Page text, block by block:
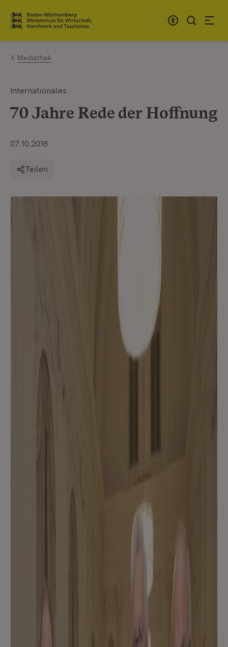
Zum Inhalt springen
Link zur Startseite
Mediathek
Internationales
70 Jahre Rede der Hoffnung
07.10.2016
Teilen